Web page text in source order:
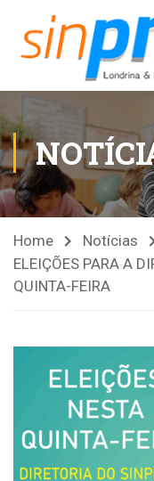
Home
Notícias
ELEIÇÕES PARA A
QUINTA-FEIRA